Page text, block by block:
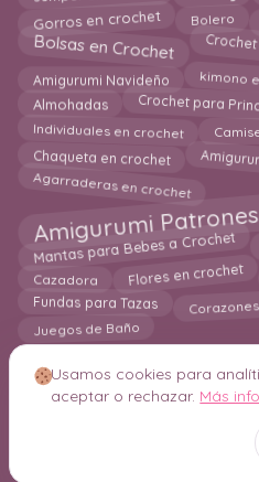
Gorros en crochet Bolero
Bolsas en Crochet
Amigurumi Navideño kimono
Almohadas Crochet para
Individuales en crochet
Chaqueta en crochet
Agarraderas en crochet
Amigurumi
Mantas para Bebes a Crochet
Cazadora
Flores en crochet
Fundas para Tazas
Juegos de Baño
© 2026 Crochetisimo.
Usamos cookies para
aceptar o rechazar. Más